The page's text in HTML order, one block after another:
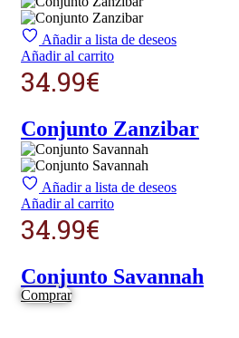
Añadir a lista de deseos
Añadir al carrito
34.99€
Conjunto Zanzibar
Añadir a lista de deseos
Añadir al carrito
34.99€
Conjunto Savannah
Comprar